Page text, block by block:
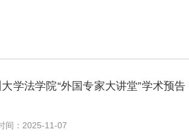
学法学院“外国专家大讲堂”学术预告
间：2025-11-07